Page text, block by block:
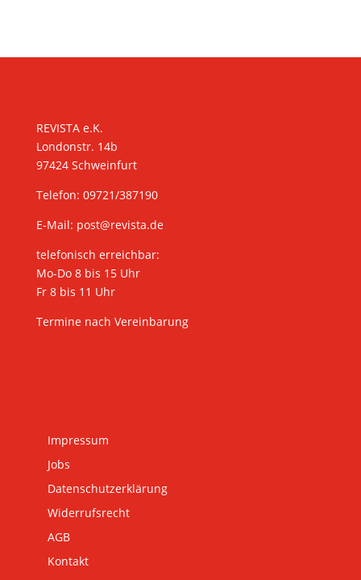
REVISTA e.K.
Londonstr. 14b
97424 Schweinfurt
Telefon: 09721/387190
E-Mail: post@revista.de
telefonisch erreichbar:
Mo-Do 8 bis 15 Uhr
Fr 8 bis 11 Uhr
Termine nach Vereinbarung
Impressum
Jobs
Datenschutzerklärung
Widerrufsrecht
AGB
Kontakt